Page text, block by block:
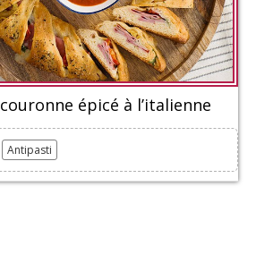
épicé à l’italienne
Antipasti